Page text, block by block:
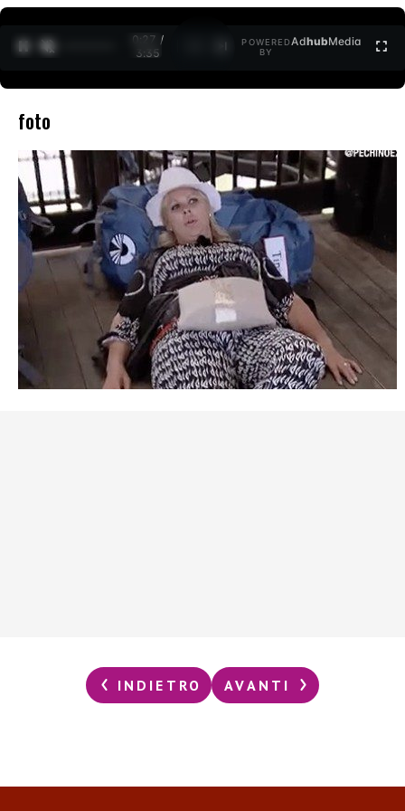
0:27 /
3:35
POWERED
BY
AdhubMedia
foto
INDIETRO AVANTI